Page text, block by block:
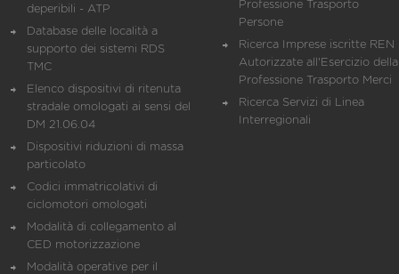
deperibili - ATP
Database delle località a
supporto dei sistemi RDS
TMC
Elenco dispositivi di ritenuta
stradale omologati ai sensi del
DM 21.06.04
Dispositivi riduzioni di massa
particolato
Codici immatricolativi di
ciclomotori omologati
Modalità di collegamento al
CED motorizzazione
Modalità operative per il
Professione Trasporto
Persone
Ricerca Imprese iscritte REN
Autorizzate all'Esercizio della
Professione Trasporto Merci
Ricerca Servizi di Linea
Interregionali